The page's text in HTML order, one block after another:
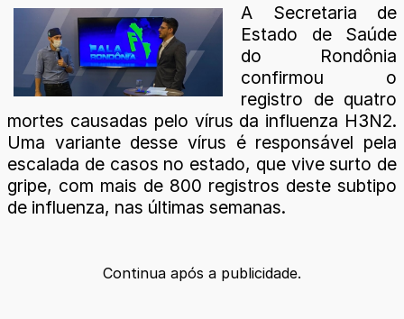
A Secretaria de
Estado de Saúde
do Rondônia
confirmou o
registro de quatro
mortes causadas pelo vírus da influenza H3N2.
Uma variante desse vírus é responsável pela
escalada de casos no estado, que vive surto de
gripe, com mais de 800 registros deste subtipo
de influenza, nas últimas semanas.
Continua após a publicidade.